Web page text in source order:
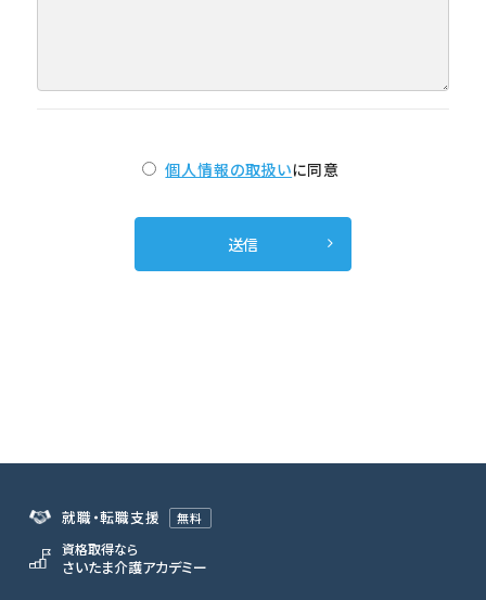
個人情報の取扱いに同意
就職・転職支援 無料
資格取得なら
さいたま介護アカデミー